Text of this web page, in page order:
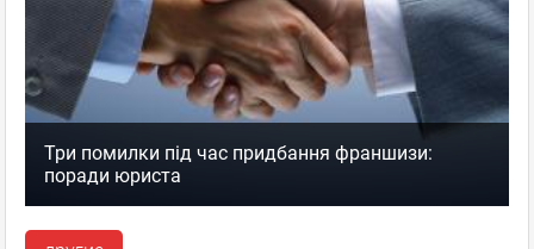
Три помилки під час придбання франшизи:
поради юриста